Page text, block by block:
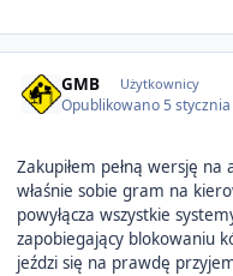
GMB Użytkownicy
Opublikowano 5
Zakupiłem pełną wersję
właśnie sobie gram na
powyłącza wszystkie
zapobiegający blokowaniu
jeździ się na prawdę